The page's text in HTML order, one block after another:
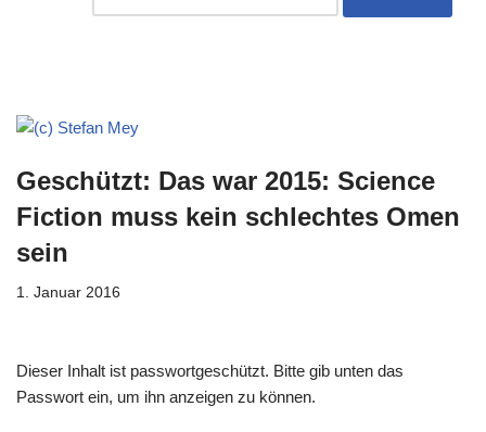
Geschützt: Das war 2015: Science
Fiction muss kein schlechtes Omen
sein
1. Januar 2016
Dieser Inhalt ist passwortgeschützt. Bitte gib unten das
Passwort ein, um ihn anzeigen zu können.